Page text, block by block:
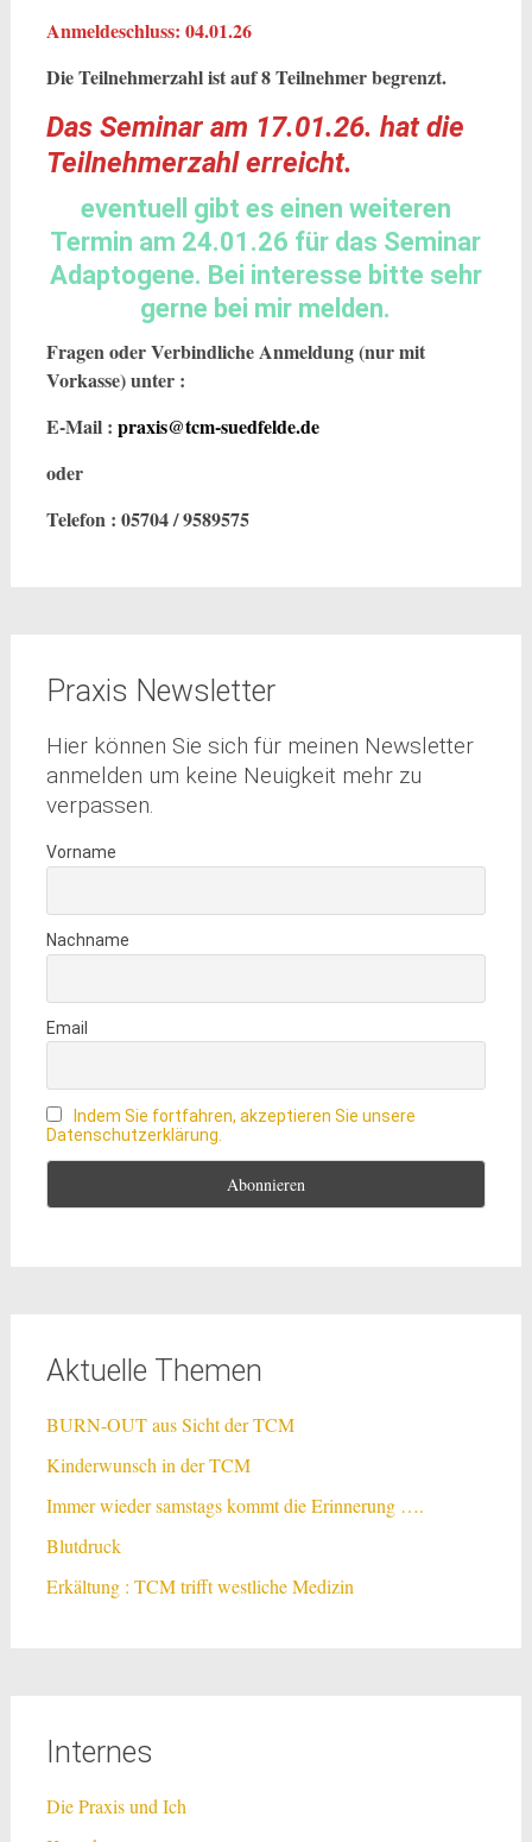
Anmeldeschluss: 04.01.26
Die Teilnehmerzahl ist auf 8 Teilnehmer begrenzt.
Das Seminar am 17.01.26. hat die
Teilnehmerzahl erreicht.
eventuell gibt es einen weiteren
Termin am 24.01.26 für das Seminar
Adaptogene. Bei interesse bitte sehr
gerne bei mir melden.
Fragen oder Verbindliche Anmeldung (nur mit
Vorkasse) unter :
E-Mail : praxis@tcm-suedfelde.de
oder
Telefon : 05704 / 9589575
Praxis Newsletter
Hier können Sie sich für meinen Newsletter
anmelden um keine Neuigkeit mehr zu
verpassen.
Vorname
Nachname
Email
Indem Sie fortfahren, akzeptieren Sie unsere
Datenschutzerklärung.
Aktuelle Themen
BURN-OUT aus Sicht der TCM
Kinderwunsch in der TCM
Immer wieder samstags kommt die Erinnerung ….
Blutdruck
Erkältung : TCM trifft westliche Medizin
Internes
Die Praxis und Ich